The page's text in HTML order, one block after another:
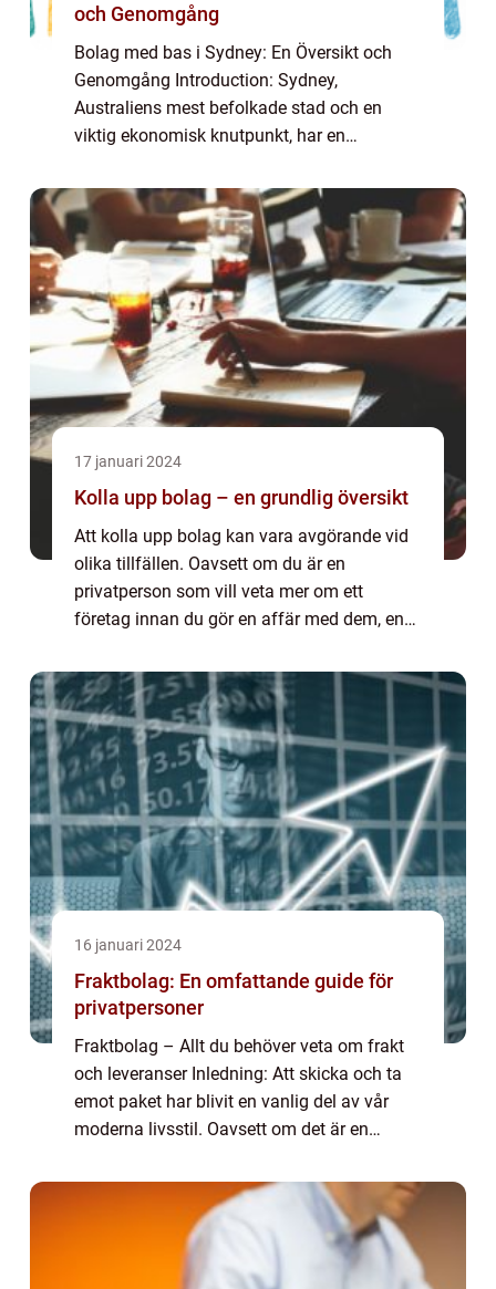
och Genomgång
Bolag med bas i Sydney: En Översikt och
Genomgång Introduction: Sydney,
Australiens mest befolkade stad och en
viktig ekonomisk knutpunkt, har en
från hela världen. I denna artikel kommer vi
att ge en grundl...
17 januari 2024
Kolla upp bolag – en grundlig översikt
Att kolla upp bolag kan vara avgörande vid
olika tillfällen. Oavsett om du är en
privatperson som vill veta mer om ett
företag innan du gör en affär med dem, en
möjlighet eller en konsument som vill veta
mer ...
16 januari 2024
Fraktbolag: En omfattande guide för
privatpersoner
Fraktbolag – Allt du behöver veta om frakt
och leveranser Inledning: Att skicka och ta
emot paket har blivit en vanlig del av vår
moderna livsstil. Oavsett om det är en
vi inte undgå att använda oss ...